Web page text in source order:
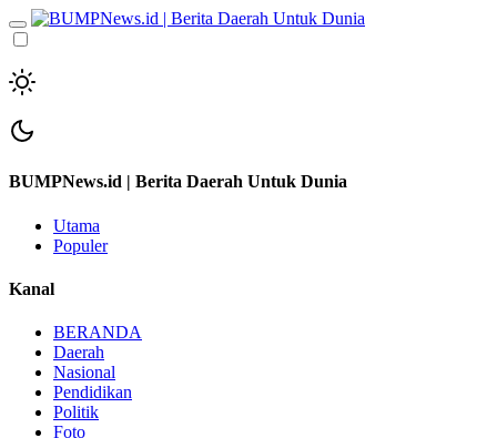
BUMPNews.id | Berita Daerah Untuk Dunia
Utama
Populer
Kanal
BERANDA
Daerah
Nasional
Pendidikan
Politik
Foto